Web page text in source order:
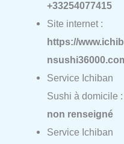
+33254077415
Site internet :
https://
Service Ichiban
Sushi à domicile :
non renseigné
Service Ichiban